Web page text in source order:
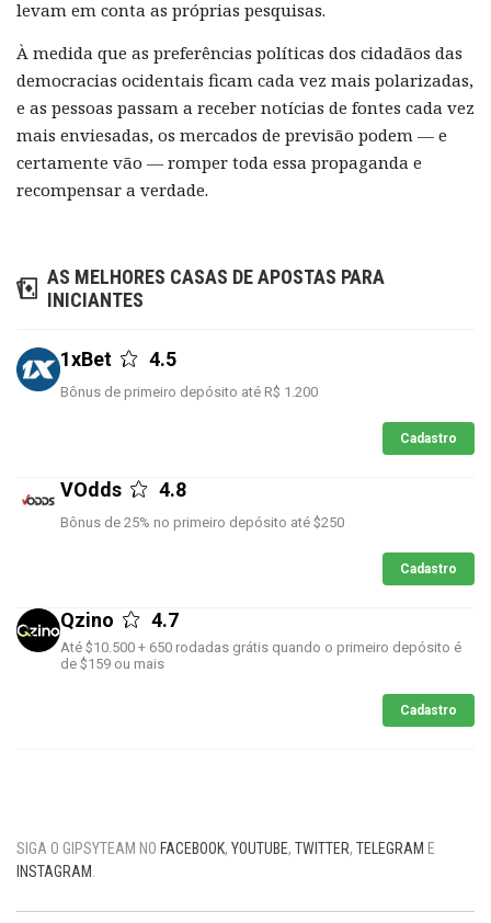
levam em conta as próprias pesquisas.
À medida que as preferências políticas dos cidadãos das
democracias ocidentais ficam cada vez mais polarizadas,
e as pessoas passam a receber notícias de fontes cada vez
mais enviesadas, os mercados de previsão podem — e
certamente vão — romper toda essa propaganda e
recompensar a verdade.
AS MELHORES CASAS DE APOSTAS PARA
INICIANTES
1xBet 4.5
Bônus de primeiro depósito até R$ 1.200
Cadastro
VOdds 4.8
Bônus de 25% no primeiro depósito até $250
Cadastro
Qzino 4.7
Até $10.500 + 650 rodadas grátis quando o primeiro depósito é
de $159 ou mais
Cadastro
SIGA O GIPSYTEAM NO FACEBOOK, YOUTUBE, TWITTER, TELEGRAM E
INSTAGRAM